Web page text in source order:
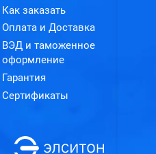
Как заказать
Оплата и Доставка
ВЭД и таможенное
оформление
Гарантия
Сертификаты